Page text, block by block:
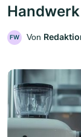
Handwerk
FW Von